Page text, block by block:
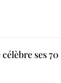
ses 70